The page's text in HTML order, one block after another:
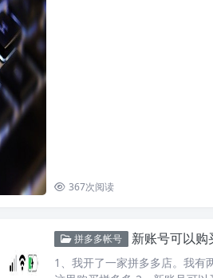
367次阅读
拼多多帐号 新账号可以
1、我开了一家拼多多店。我有